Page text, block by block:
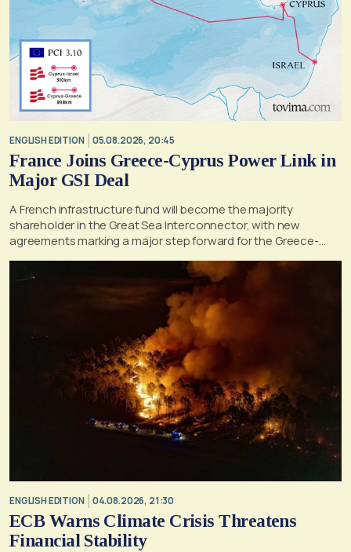
ENGLISH EDITION 05.08.2026, 20:45
France Joins Greece-Cyprus Power Link in
Major GSI Deal
A French infrastructure fund will become the majority
shareholder in the Great Sea Interconnector, with new
agreements marking a major step forward for the Greece-
Cyprus electricity link
ENGLISH EDITION 04.08.2026, 21:30
ECB Warns Climate Crisis Threatens
Financial Stability